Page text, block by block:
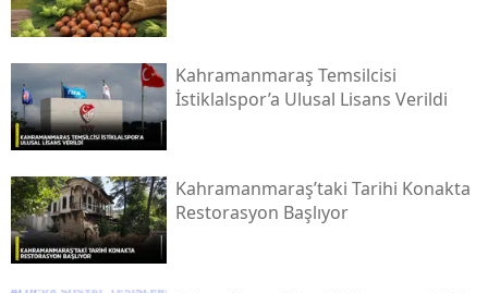
Kahramanmaraş Temsilcisi
İstiklalspor’a Ulusal Lisans Verildi
Kahramanmaraş’taki Tarihi Konakta
Restorasyon Başlıyor